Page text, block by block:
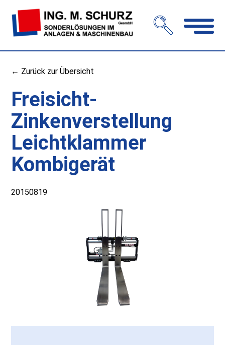
← Zurück zur Übersicht
Freisicht-
Zinkenverstellung
Leichtklammer
Kombigerät
20150819